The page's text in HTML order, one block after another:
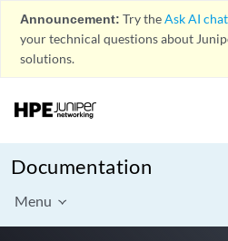
Announcement: Try theAsk AI
your technical questions about
solutions.
Documentation
Menu